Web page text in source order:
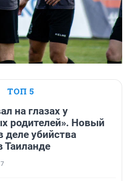
ТОП 5
на глазах у
родителей». Новый
деле убийства
Таиланде
7